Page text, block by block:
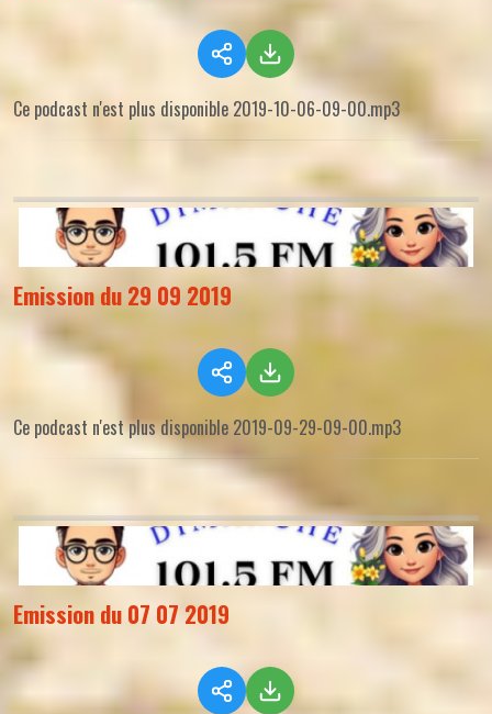
Ce podcast n'est plus disponible 2019-10-06-09-00.mp3
Emission du 29 09 2019
Ce podcast n'est plus disponible 2019-09-29-09-00.mp3
Emission du 07 07 2019